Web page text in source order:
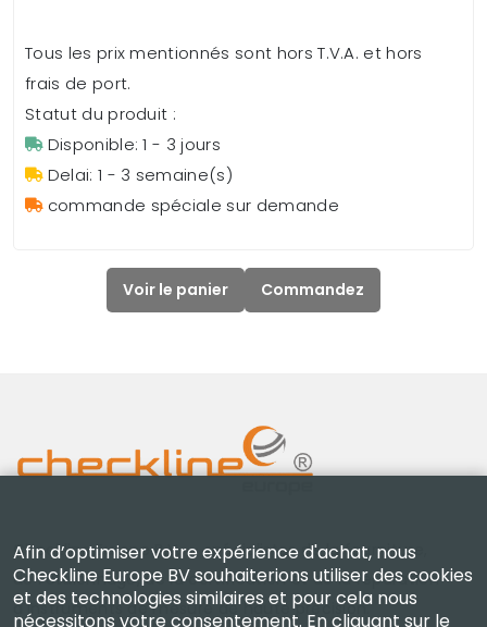
Tous les prix mentionnés sont hors T.V.A. et hors
frais de port.
Statut du produit :
Disponible: 1 - 3 jours
Delai: 1 - 3 semaine(s)
commande spéciale sur demande
Voir le panier Commandez
Checkline Europe B.V. — spécialistes de la fourniture,
de l'étalonnage, de la certification et de la réparation
d'instruments de mesure de haute précision.
Afin d’optimiser votre expérience d'achat, nous
Checkline Europe BV souhaiterions utiliser des cookies
et des technologies similaires et pour cela nous
nécessitons votre consentement. En cliquant sur le